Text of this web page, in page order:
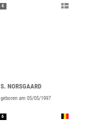
4
S. NORSGAARD
geboren am 05/05/1997
6